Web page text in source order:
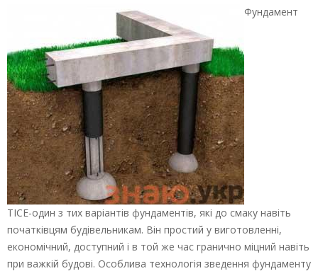
Фундамент
ТІСЕ-один з тих варіантів фундаментів, які до смаку навіть
початківцям будівельникам. Він простий у виготовленні,
економічний, доступний і в той же час гранично міцний навіть
при важкій будові. Особлива технологія зведення фундаменту